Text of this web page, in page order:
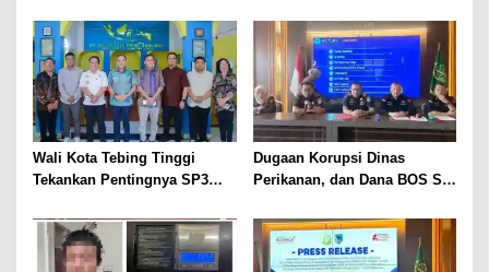
Sumsel Tahun 2026
Wali Kota Tebing Tinggi
Tekankan Pentingnya SP3
Dugaan Korupsi Dinas
Perikanan, dan Dana BOS SD
Terus Dipertajam Kajari Lahat